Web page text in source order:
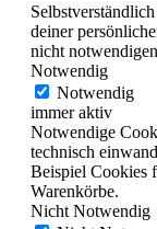
deiner
nicht
Notwendig
Notwendig
immer aktiv
Notwendige
technisch
Beispiel Cookies
Warenkörbe.
Nicht Notwendig